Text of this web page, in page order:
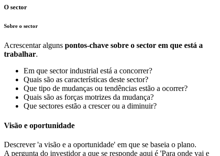
O sector
Sobre o sector
Acrescentar alguns pontos-chave sobre o sector em que está a
trabalhar.
Em que sector industrial está a concorrer?
Quais são as características deste sector?
Que tipo de mudanças ou tendências estão a ocorrer?
Quais são as forças motrizes da mudança?
Que sectores estão a crescer ou a diminuir?
Visão e oportunidade
Descrever 'a visão e a oportunidade' em que se baseia o plano.
A pergunta do investidor a que se responde aqui é 'Para onde vai e